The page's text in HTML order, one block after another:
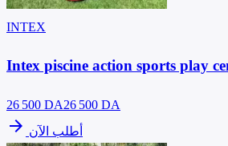
INTEX
Intex piscine action sports play
26 500 DA26 500 DA
arrow_forward أطلب الآن